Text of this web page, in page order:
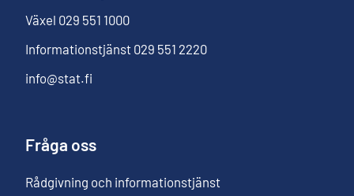
Växel 029 551 1000
Informationstjänst 029 551 2220
info@stat.fi
Fråga oss
Rådgivning och informationstjänst